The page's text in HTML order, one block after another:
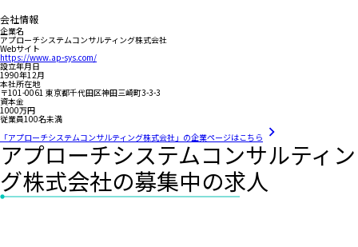
会社情報
企業名
アプローチシステムコンサルティング株式会社
Webサイト
https://www.ap-sys.com/
設立年月日
1990年12月
本社所在地
〒101-0061 東京都千代田区神田三崎町3-3-3
資本金
1000万円
従業員100名未満
「アプローチシステムコンサルティング株式会社」の企業ページはこちら
アプローチシステムコンサルティン
グ株式会社の募集中の求人